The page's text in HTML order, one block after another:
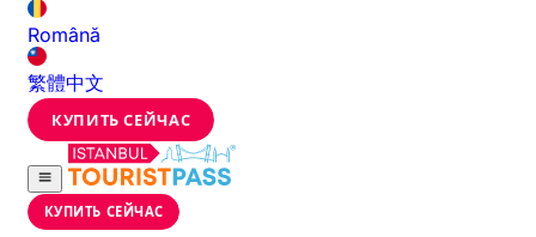
Română
繁體中文
КУПИТЬ СЕЙЧАС
КУПИТЬ СЕЙЧАС